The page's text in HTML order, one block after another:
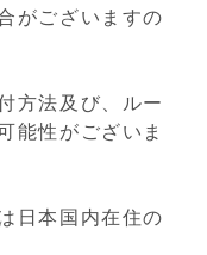
がございますの
方法及び、ルー
能性がございま
日本国内在住の